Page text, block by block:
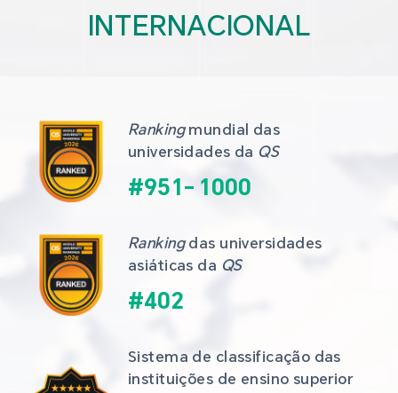
INTERNACIONAL
Ranking mundial das
universidades da QS
#951- 1000
Ranking das universidades
asiáticas da QS
#402
Sistema de classificação das
instituições de ensino superior